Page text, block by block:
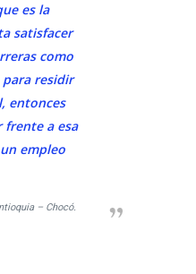
es la
satisfacer
como
residir
entonces
frente a esa
empleo
– Chocó.